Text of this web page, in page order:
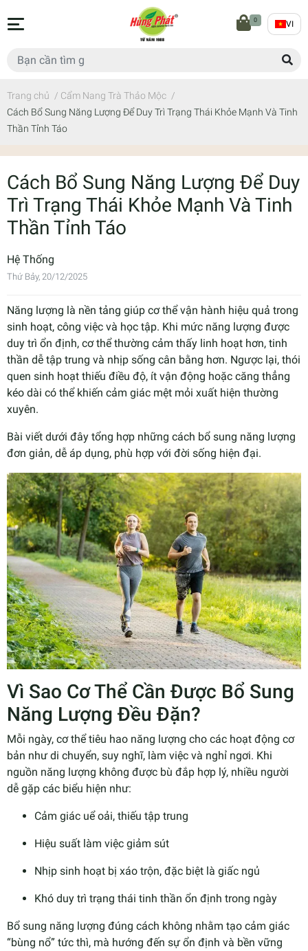
0 VI
Trang chủ / Cẩm Nang Trà Thảo Mộc /
Cách Bổ Sung Năng Lượng Để Duy Trì Trạng Thái Khỏe Mạnh Và Tinh
Thần Tỉnh Táo
Cách Bổ Sung Năng Lượng Để Duy
Trì Trạng Thái Khỏe Mạnh Và Tinh
Thần Tỉnh Táo
Hệ Thống
Thứ Bảy, 20/12/2025
Năng lượng là nền tảng giúp cơ thể vận hành hiệu quả trong
sinh hoạt, công việc và học tập. Khi mức năng lượng được
duy trì ổn định, cơ thể thường cảm thấy linh hoạt hơn, tinh
thần dễ tập trung và nhịp sống cân bằng hơn. Ngược lại, thói
quen sinh hoạt thiếu điều độ, ít vận động hoặc căng thẳng
kéo dài có thể khiến cảm giác mệt mỏi xuất hiện thường
xuyên.
Bài viết dưới đây tổng hợp những cách bổ sung năng lượng
đơn giản, dễ áp dụng, phù hợp với đời sống hiện đại.
Vì Sao Cơ Thể Cần Được Bổ Sung
Năng Lượng Đều Đặn?
Mỗi ngày, cơ thể tiêu hao năng lượng cho các hoạt động cơ
bản như di chuyển, suy nghĩ, làm việc và nghỉ ngơi. Khi
nguồn năng lượng không được bù đắp hợp lý, nhiều người
dễ gặp các biểu hiện như:
Cảm giác uể oải, thiếu tập trung
Hiệu suất làm việc giảm sút
Nhịp sinh hoạt bị xáo trộn, đặc biệt là giấc ngủ
Khó duy trì trạng thái tinh thần ổn định trong ngày
Bổ sung năng lượng đúng cách không nhằm tạo cảm giác
“bùng nổ” tức thì, mà hướng đến sự ổn định và bền vững